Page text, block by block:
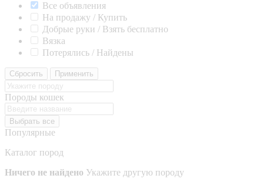
Все объявления
На продажу / Купить
Добрые руки / Взять бесплатно
Вязка
Потерялись / Найдены
Сбросить Применить
Породы кошек
Выбрать все
Популярные
Каталог пород
Ничего не найдено Укажите другую породу